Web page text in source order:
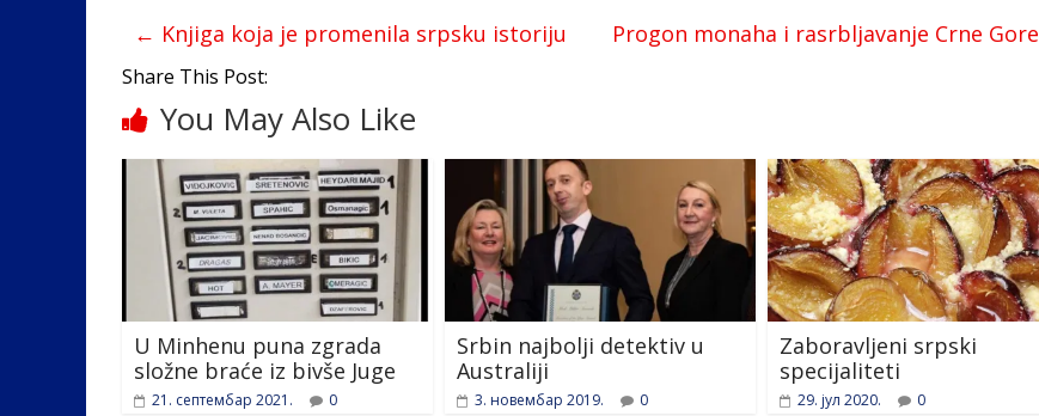
o
o
k
dI
← Knjiga koja je promenila srpsku istoriju Progon monaha i rasrbljavanje Crne Gore
Share This Post:
You May Also Like
U Minhenu puna zgrada
složne braće iz bivše Juge
21. септембар 2021. 0
Srbin najbolji detektiv u
Australiji
3. новембар 2019. 0
Zaboravljeni srpski
specijaliteti
29. јул 2020. 0